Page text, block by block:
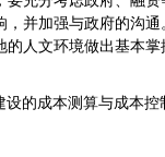
并加强与政府的沟
人文环境做出基本
的成本测算与成本控